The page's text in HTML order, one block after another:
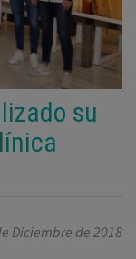
su
Diciembre de 2018